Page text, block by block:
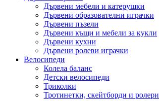
Дървени мебели и катерушки
Дървени образователни играчки
Дървени пъзели
Дървени къщи и мебели за кукли
Дървени кухни
Дървени ролеви играчки
Велосипеди
Колела баланс
Детски велосипеди
Триколки
Тротинетки, скейтборди и ролери